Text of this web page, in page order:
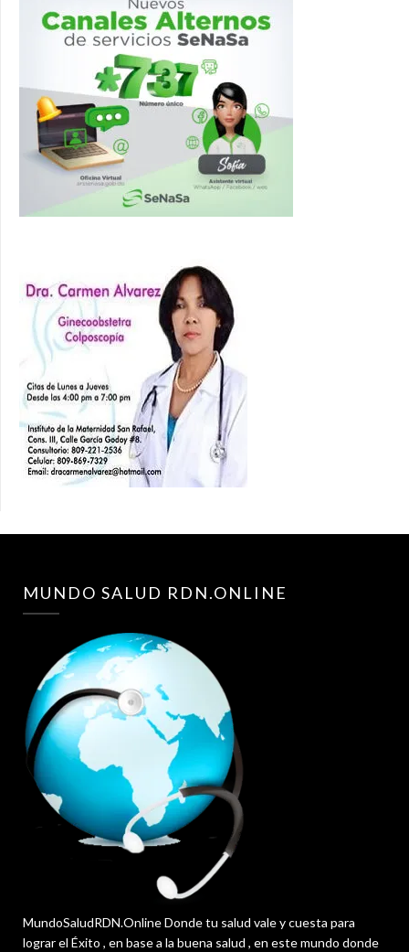
MUNDO SALUD RDN.ONLINE
MundoSaludRDN.Online Donde tu salud vale y cuesta para
lograr el Éxito , en base a la buena salud , en este mundo donde